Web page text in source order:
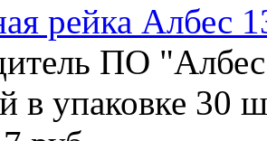
рейка Албес
ПО
в упаковке 30